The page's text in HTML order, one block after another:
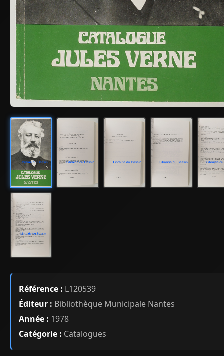
Référence : L120539
Éditeur : Bibliothèque Municipale Nantes
Année : 1978
Catégorie : Catalogues